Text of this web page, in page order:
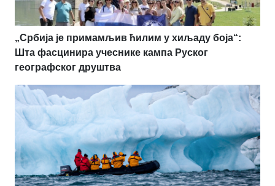
„Србија је примамљив ћилим у хиљаду боја“:
Шта фасцинира учеснике кампа Руског
географског друштва